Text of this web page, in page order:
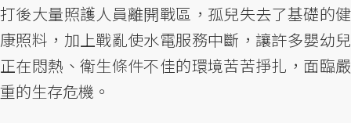
打後大量照護人員離開戰區，孤兒失去了基礎的健
康照料，加上戰亂使水電服務中斷，讓許多嬰幼兒
正在悶熱、衛生條件不佳的環境苦苦掙扎，面臨嚴
重的生存危機。